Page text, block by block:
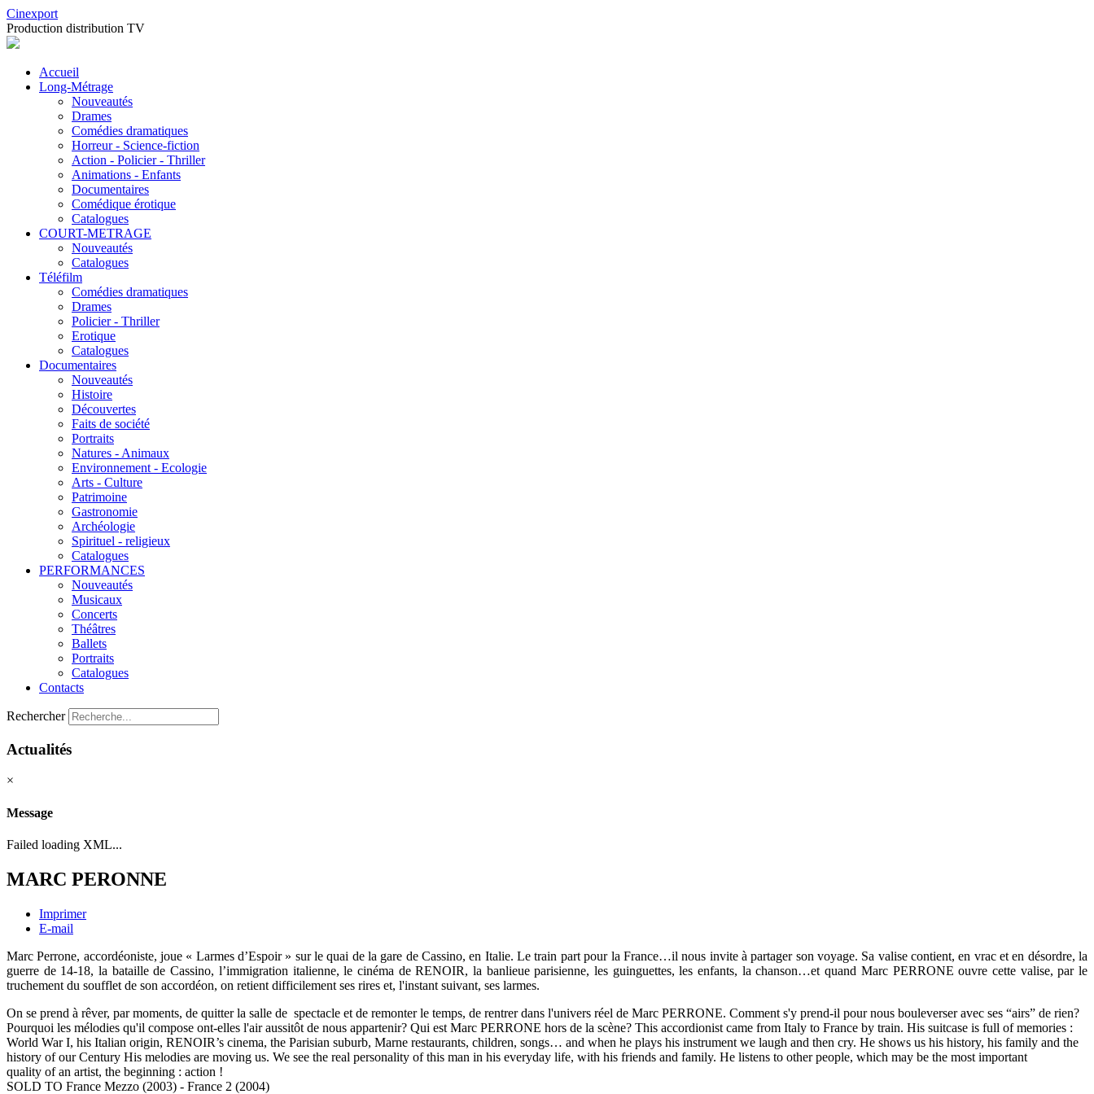
Cinexport
Production distribution TV
Accueil
Long-Métrage
Nouveautés
Drames
Comédies dramatiques
Horreur - Science-fiction
Action - Policier - Thriller
Animations - Enfants
Documentaires
Comédique érotique
Catalogues
COURT-METRAGE
Nouveautés
Catalogues
Téléfilm
Comédies dramatiques
Drames
Policier - Thriller
Erotique
Catalogues
Documentaires
Nouveautés
Histoire
Découvertes
Faits de société
Portraits
Natures - Animaux
Environnement - Ecologie
Arts - Culture
Patrimoine
Gastronomie
Archéologie
Spirituel - religieux
Catalogues
PERFORMANCES
Nouveautés
Musicaux
Concerts
Théâtres
Ballets
Portraits
Catalogues
Contacts
Rechercher
Actualités
×
Message
Failed loading XML...
MARC PERONNE
Imprimer
E-mail
Marc Perrone, accordéoniste, joue « Larmes d’Espoir » sur le quai de la gare de Cassino, en Italie. Le train part pour la France…il nous invite à partager son voyage. Sa valise contient, en vrac et en désordre, la
guerre de 14-18, la bataille de Cassino, l’immigration italienne, le cinéma de RENOIR, la banlieue parisienne, les guinguettes, les enfants, la chanson…et quand Marc PERRONE ouvre cette valise, par le
truchement du soufflet de son accordéon, on retient difficilement ses rires et, l'instant suivant, ses larmes.
On se prend à rêver, par moments, de quitter la salle de spectacle et de remonter le temps, de rentrer dans l'univers réel de Marc PERRONE. Comment s'y prend-il pour nous bouleverser avec ses “airs” de rien?
Pourquoi les mélodies qu'il compose ont-elles l'air aussitôt de nous appartenir? Qui est Marc PERRONE hors de la scène? This accordionist came from Italy to France by train. His suitcase is full of memories :
World War I, his Italian origin, RENOIR’s cinema, the Parisian suburb, Marne restaurants, children, songs… and when he plays his instrument we laugh and then cry. He shows us his history, his family and the
history of our Century His melodies are moving us. We see the real personality of this man in his everyday life, with his friends and family. He listens to other people, which may be the most important
quality of an artist, the beginning : action !
SOLD TO France Mezzo (2003) - France 2 (2004)